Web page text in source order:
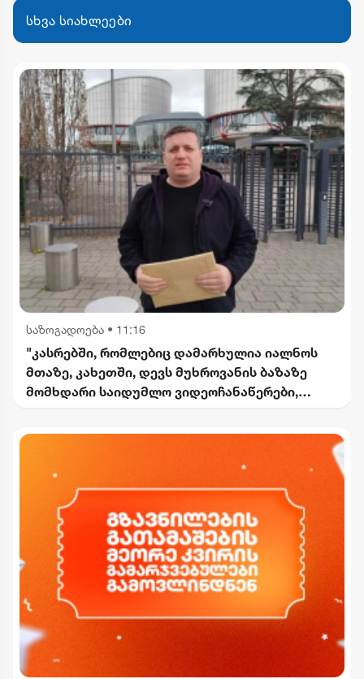
სხვა სიახლეები
საზოგადოება • 11:16
"კასრებში, რომლებიც დამარხულია იალნოს
მთაზე, კახეთში, დევს მუხროვანის ბაზაზე
მომხდარი საიდუმლო ვიდეოჩანაწერები,